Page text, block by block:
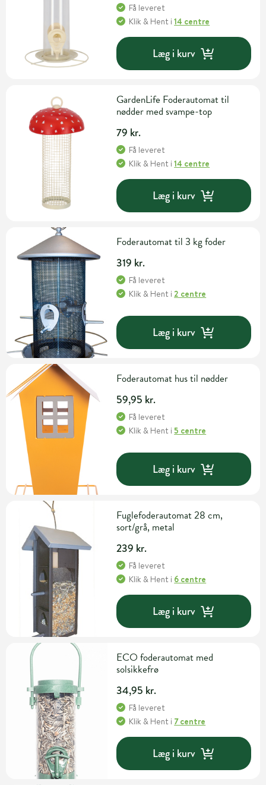
Få leveret
Klik & Hent i14 centre
Læg i kurv
GardenLife Foderautomat til
nødder med svampe-top
79 kr.
Få leveret
Klik & Hent i14 centre
Læg i kurv
Foderautomat til 3 kg foder
319 kr.
Få leveret
Klik & Hent i2 centre
Læg i kurv
Foderautomat hus til nødder
59,95 kr.
Få leveret
Klik & Hent i5 centre
Læg i kurv
Fuglefoderautomat 28 cm,
sort/grå, metal
239 kr.
Få leveret
Klik & Hent i 6 centre
Læg i kurv
ECO foderautomat med
solsikkefrø
34,95 kr.
Få leveret
Klik & Hent i 7 centre
Læg i kurv